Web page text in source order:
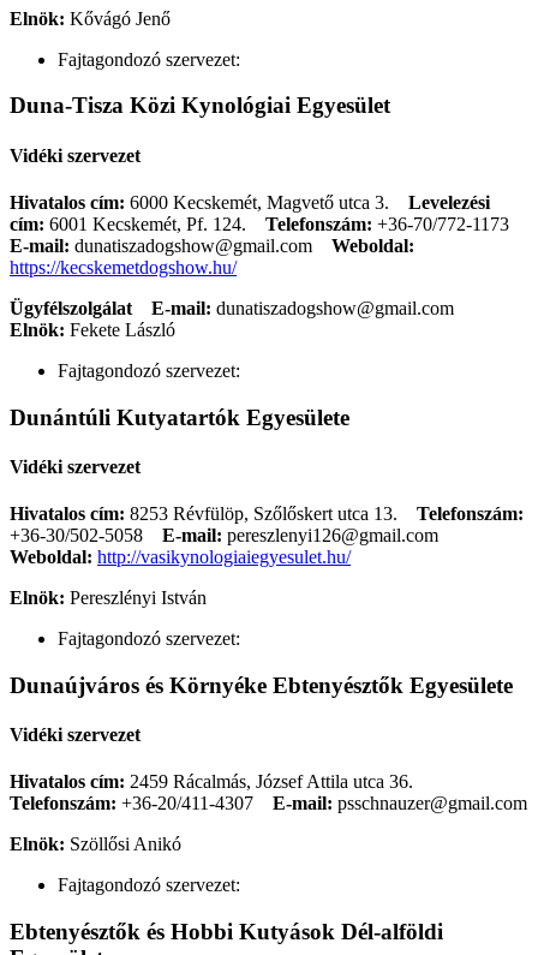
Elnök: Kővágó Jenő
Fajtagondozó szervezet:
Duna-Tisza Közi Kynológiai Egyesület
Vidéki szervezet
Hivatalos cím: 6000 Kecskemét, Magvető utca 3. Levelezési
cím: 6001 Kecskemét, Pf. 124. Telefonszám: +36-70/772-1173
E-mail: dunatiszadogshow@gmail.com
Weboldal:
https://kecskemetdogshow.hu/
Ügyfélszolgálat
E-mail: dunatiszadogshow@gmail.com
Elnök: Fekete László
Fajtagondozó szervezet:
Dunántúli Kutyatartók Egyesülete
Vidéki szervezet
Hivatalos cím: 8253 Révfülöp, Szőlőskert utca 13. Telefonszám:
+36-30/502-5058
E-mail: pereszlenyi126@gmail.com
Weboldal: http://vasikynologiaiegyesulet.hu/
Elnök: Pereszlényi István
Fajtagondozó szervezet:
Dunaújváros és Környéke Ebtenyésztők Egyesülete
Vidéki szervezet
Hivatalos cím: 2459 Rácalmás, József Attila utca 36.
Telefonszám: +36-20/411-4307 E-mail: psschnauzer@gmail.com
Elnök: Szöllősi Anikó
Fajtagondozó szervezet:
Ebtenyésztők és Hobbi Kutyások Dél-alföldi